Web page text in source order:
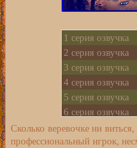
1 серия озвучка
2 серия озвучка
3 серия озвучка
4 серия озвучка
5 серия озвучка
6 серия озвучка
7 серия озвучка
8 серия озвучка
Сколько веревочке ни
профессиональный игрок,